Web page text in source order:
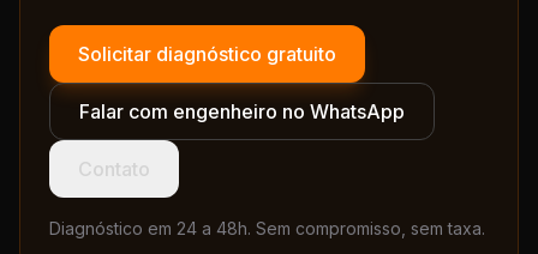
Solicitar diagnóstico gratuito
Falar com engenheiro no WhatsApp
Contato
Diagnóstico em 24 a 48h. Sem compromisso, sem taxa.